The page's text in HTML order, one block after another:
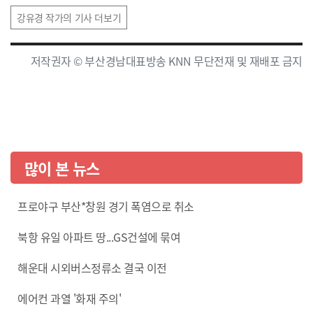
강유경 작가의 기사 더보기
저작권자 © 부산경남대표방송 KNN 무단전재 및 재배포 금지
많이 본 뉴스
프로야구 부산*창원 경기 폭염으로 취소
북항 유일 아파트 땅...GS건설에 묶여
해운대 시외버스정류소 결국 이전
에어컨 과열 '화재 주의'